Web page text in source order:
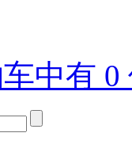
中有